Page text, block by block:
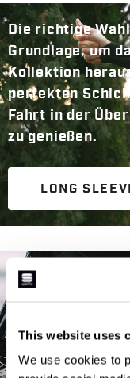
This website uses
We use cookies to
Die richtige
Grundlage, um
Kollektion
perfekten
Fahrt in der
zu genießen.
LONG
unserer
denn die